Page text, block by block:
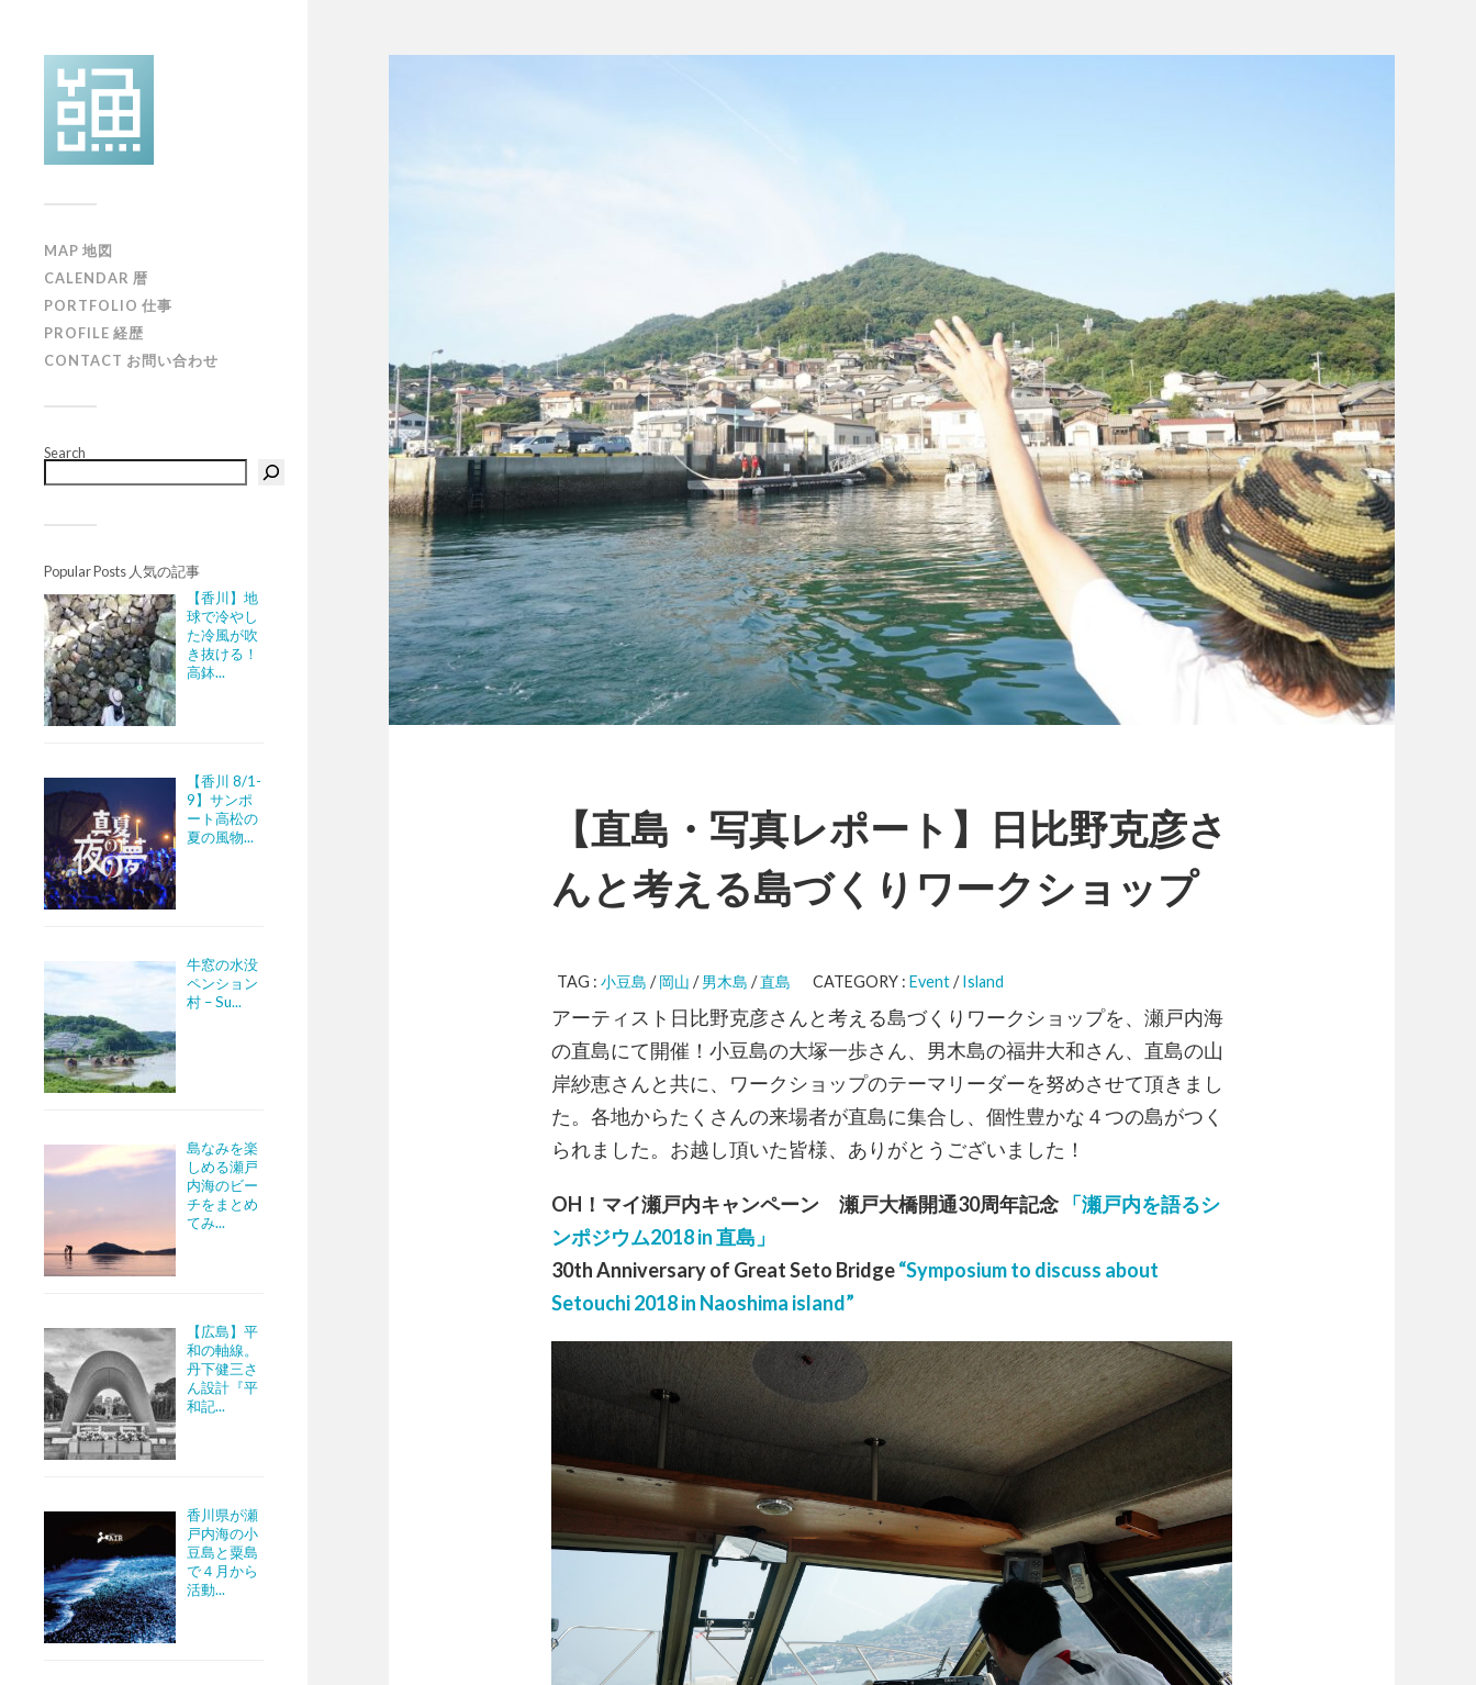
MAP 地図
CALENDAR 暦
PORTFOLIO 仕事
PROFILE 経歴
CONTACT お問い合わせ
Search
Popular Posts 人気の記事
【香川】地
球で冷やし
た冷風が吹
き抜ける！
高鉢...
【香川 8/1-
9】サンポ
ート高松の
夏の風物...
牛窓の水没
ペンション
村 – Su...
島なみを楽
しめる瀬戸
内海のビー
チをまとめ
てみ...
【広島】平
和の軸線。
丹下健三さ
ん設計『平
和記...
香川県が瀬
戸内海の小
豆島と粟島
で４月から
活動...
【直島・写真レポート】日比野克彦さ
んと考える島づくりワークショップ
TAG : 小豆島 /岡山 /男木島 /直島 CATEGORY : Event/Island
アーティスト日比野克彦さんと考える島づくりワークショップを、瀬戸内海
の直島にて開催！小豆島の大塚一歩さん、男木島の福井大和さん、直島の山
岸紗恵さんと共に、ワークショップのテーマリーダーを努めさせて頂きまし
た。各地からたくさんの来場者が直島に集合し、個性豊かな４つの島がつく
られました。お越し頂いた皆様、ありがとうございました！
OH！マイ瀬戸内キャンペーン 瀬戸大橋開通30周年記念 「瀬戸内を語るシ
ンポジウム2018 in 直島」
30th Anniversary of Great Seto Bridge“Symposium to discuss about
Setouchi 2018 in Naoshima island”